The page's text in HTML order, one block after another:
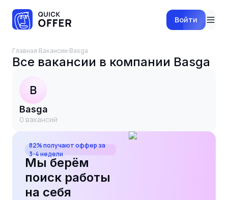
Войти
Главная·Вакансии· Basga
Все вакансии в компании Basga
B
Basga
0 вакансий
82% получают оффер за
3-4 недели
Мы берём
поиск работы
на себя